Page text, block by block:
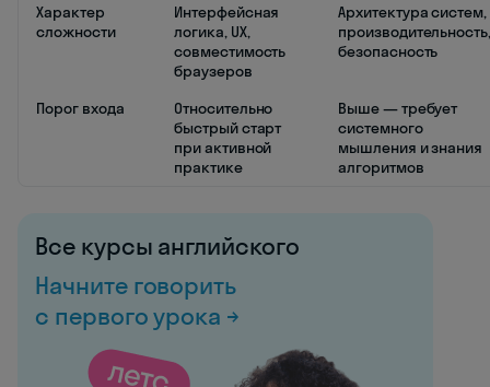
Характер
сложности
Интерфейсная
логика, UX,
совместимость
браузеров
Архитектура систем,
безопасность
Порог входа
Относительно
быстрый старт
при активной
практике
Выше — требует
системного
мышления и знания
алгоритмов
Все курсы английского
Начните говорить
с первого урока →